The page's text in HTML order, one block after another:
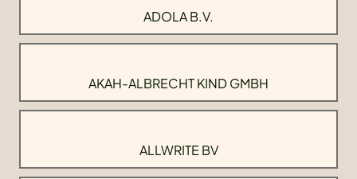
ADOLA B.V.
AKAH-ALBRECHT KIND GMBH
ALLWRITE BV